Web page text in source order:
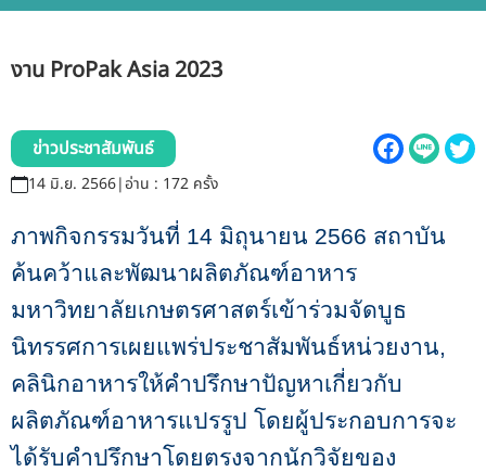
เกี่ยวกับสถาบัน
บุคลากรสถาบัน
ระบบสารสนเทศ (ใน)
ติดต่อเรา
สายตรงผู้บริหาร
งาน ProPak Asia 2023
ข่าวประชาสัมพันธ์
14 มิ.ย. 2566|อ่าน : 172 ครั้ง
ภาพกิจกรรมวันที่ 14 มิถุนายน 2566 สถาบัน
ค้นคว้าและพัฒนาผลิตภัณฑ์อาหาร
มหาวิทยาลัยเกษตรศาสตร์เข้าร่วมจัดบูธ
นิทรรศการเผยแพร่ประชาสัมพันธ์หน่วยงาน,
คลินิกอาหารให้คำปรึกษาปัญหาเกี่ยวกับ
ผลิตภัณฑ์อาหารแปรรูป โดยผู้ประกอบการจะ
ได้รับคำปรึกษาโดยตรงจากนักวิจัยของ